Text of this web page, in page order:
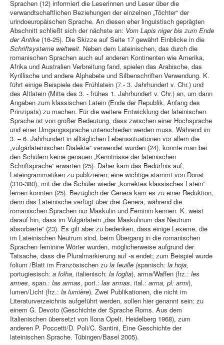
Sprachen (12) informiert die Leserinnen und Leser über die
verwandtschaftlichen Beziehungen der einzelnen „Töchter“ der
urindoeuropäischen Sprache. An diesen eher linguistisch geprägten
Abschnitt schließt sich der nächste an: Vom Lapis niger bis zum Ende
der Antike (16-25). Die Skizze auf Seite 17 gewährt Einblicke in die
Schriftsysteme weltweit. Neben dem Lateinischen, das durch die
romanischen Sprachen auch auf anderen Kontinenten wie Amerika,
Afrika und Australien Verbreitung fand, spielen das Arabische, das
Kyrillische und andere Alphabete und Silbenschriften Verwendung. K.
führt einige Beispiele des Frühlatein (7.- 3. Jahrhundert v. Chr.) und
des Altlatein (Mitte des 3. - frühes 1. Jahrhundert v. Chr.) an, um dann
Angaben zum klassischen Latein (Ende der Republik, Anfang des
Prinzipats) zu machen. Für die weitere Entwicklung der lateinischen
Sprache ist von großer Bedeutung, dass zwischen einer Hochsprache
und einer Umgangssprache unterschieden werden muss. Während im
3. – 6. Jahrhundert in alltäglichen Lebenssituationen vor allem die
„vulgärlateinischen Dialekte“ verwendet wurden (24), konnte man bei
den Schülern keine genauen „Kenntnisse der lateinischen
Schriftsprache“ erwarten (25). Daher kam das Bedürfnis auf,
Lateingrammatiken zu publizieren; eine wichtige stammt von Donat
(310-380), mit der die Schüler wieder „korrektes klassisches Latein“
lernen konnten (25). Bezüglich der Genera kam es zu einer Reduktion,
denn das Lateinische verfügt über drei Genera, während die
romanischen Sprachen nur Maskulin und Feminin kennen. K. weist
darauf hin, dass im Vulgärlatein „das Maskulinum das Neutrum
absorbierte“ (23). Es gilt aber zu bedenken, dass einige Lexeme, die
im Lateinischen Neutrum sind, beim Übergang in die romanischen
Sprachen feminine Wörter wurden, möglicherweise aufgrund der
Tatsache, dass die Pluralmarkierung auf -a endet; zum Beispiel wurde
folium /Blatt im Französischen zu la feuille (spanisch: la hoja,
portugiesisch: a folha, italienisch: la foglia), arma/Waffen (frz.: les
armes, span.: las armas, port.: las armas, ital.: arma, pl: armi),
lumen/Licht (frz.: la lumière). Zwei Publikationen, die nicht im
Literaturverzeichnis aufgeführt werden, sollen hier genannt sein: zu
einem G. Devoto (Geschichte der Sprache Roms. Aus dem
Italienischen übersetzt von Ilona Opelt. Heidelberg 1968), zum
anderen P. Poccetti/D. Poli/C. Santini, Eine Geschichte der
lateinischen Sprache. Tübingen/Basel 2005).